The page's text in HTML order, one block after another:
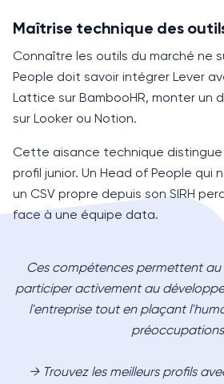
Maîtrise technique des
Connaître les outils du marché ne
People doit savoir intégrer Lever
Lattice sur BambooHR, monter un
sur Looker ou Notion.
Cette aisance technique distingue
profil junior. Un Head of People qui
un CSV propre depuis son SIRH
face à une équipe data.
Ces compétences permettent au
participer activement au
l'entreprise tout en plaçant
→ Trouvez les meilleurs profils